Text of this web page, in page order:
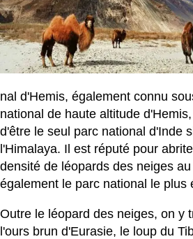
nal d'Hemis, également connu
national de haute altitude
d'être le seul parc national d'Inde
l'Himalaya. Il est réputé pour
densité de léopards des neiges
également le parc national le plus
Outre le léopard des neiges, on y
l'ours brun d'Eurasie, le loup du